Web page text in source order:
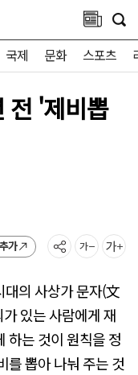
국제 문화 스포츠
전 '제비뽑
가
대의 사상가 문자(文
있는 사람에게 재
하는 것이 원칙을 정
를 뽑아 나눠 주는 것